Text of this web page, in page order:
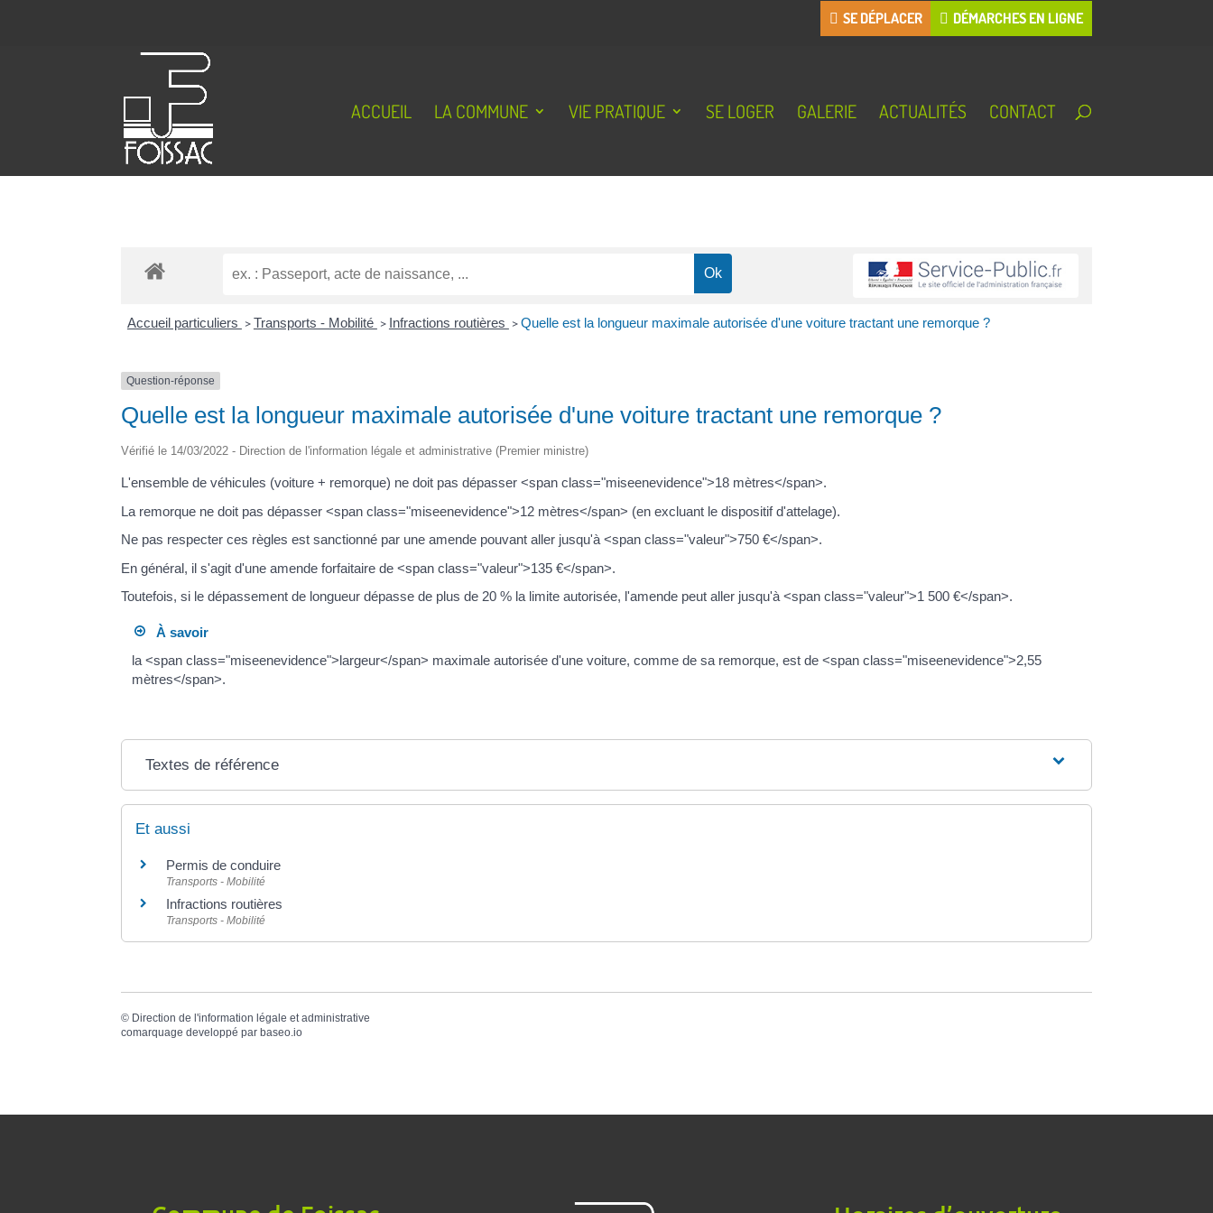
SE DÉPLACER DÉMARCHES EN LIGNE
ACCUEIL LA COMMUNE VIE PRATIQUE SE LOGER GALERIE ACTUALITÉS CONTACT
Accueil particuliers >Transports - Mobilité > Infractions routières >Quelle est la longueur maximale autorisée d'une voiture tractant une remorque ?
Question-réponse
Quelle est la longueur maximale autorisée d'une voiture tractant une remorque ?
Vérifié le 14/03/2022 - Direction de l'information légale et administrative (Premier ministre)
L'ensemble de véhicules (voiture + remorque) ne doit pas dépasser <span class="miseenevidence">18 mètres</span>.
La remorque ne doit pas dépasser <span class="miseenevidence">12 mètres</span> (en excluant le dispositif d'attelage).
Ne pas respecter ces règles est sanctionné par une amende pouvant aller jusqu'à <span class="valeur">750 €</span>.
En général, il s'agit d'une amende forfaitaire de <span class="valeur">135 €</span>.
Toutefois, si le dépassement de longueur dépasse de plus de 20 % la limite autorisée, l'amende peut aller jusqu'à <span class="valeur">1 500 €</span>.
À savoir
la <span class="miseenevidence">largeur</span> maximale autorisée d'une voiture, comme de sa remorque, est de <span class="miseenevidence">2,55
mètres</span>.
Textes de référence
Et aussi
Permis de conduire
Transports - Mobilité
Infractions routières
Transports - Mobilité
© Direction de l'information légale et administrative
comarquage developpé parbaseo.io